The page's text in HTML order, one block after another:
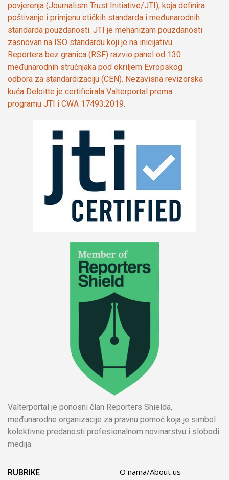
povjerenja (Journalism Trust Initiative/JTI), koja definira
poštivanje i primjenu etičkih standarda i međunarodnih
standarda pouzdanosti. JTI je mehanizam pouzdanosti
zasnovan na ISO standardu koji je na inicijativu
Reportera bez granica (RSF) razvio panel od 130
međunarodnih stručnjaka pod okriljem Evropskog
odbora za standardizaciju (CEN). Nezavisna revizorska
kuća Deloitte je certificirala Valterportal prema
programu JTI i CWA 17493:2019.
Valterportal je ponosni član Reporters Shielda,
međunarodne organizacije za pravnu pomoć koja je simbol
kolektivne predanosti profesionalnom novinarstvu i slobodi
medija.
RUBRIKE
O nama/About us